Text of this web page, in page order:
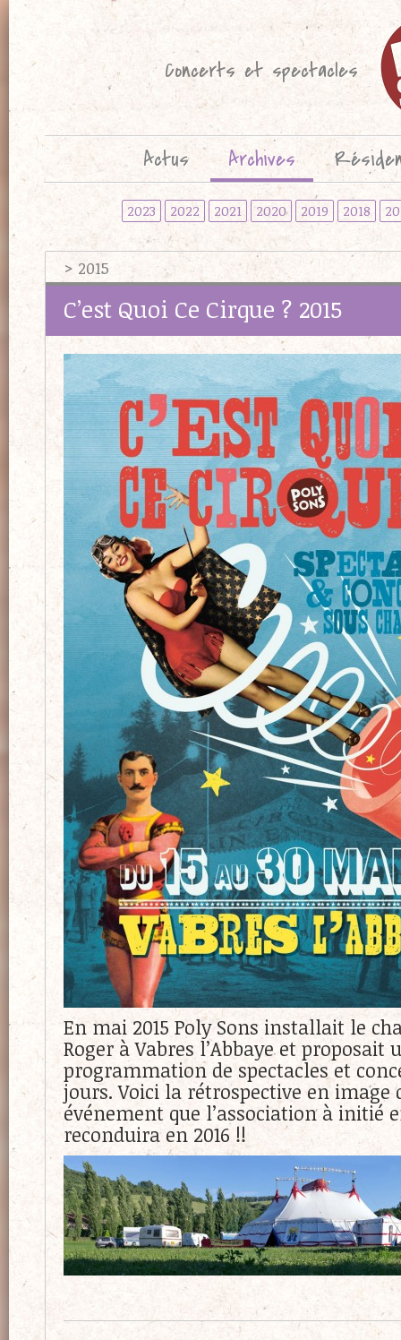
Concerts et spectacles
Actus Archives
2023 2022 2021 2020 2019 2018
> 2015
C’est Quoi Ce Cirque ? 2015
En mai 2015 Poly Sons installait le
Roger à Vabres l’Abbaye et proposait
programmation de spectacles et
jours. Voici la rétrospective en image
événement que l’association à initié
reconduira en 2016 !!